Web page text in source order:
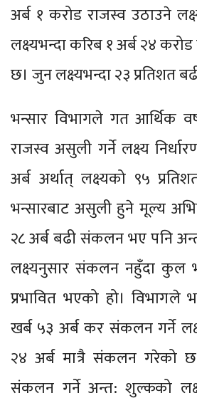
अर्ब १ करोड राजस्व उठाउने
लक्ष्यभन्दा करिब १ अर्ब २४
छ। जुन लक्ष्यभन्दा २३ प्रतिशत
भन्सार विभागले गत आर्थिक
राजस्व असुली गर्ने लक्ष्य
अर्ब अर्थात् लक्ष्यको ९५
भन्सारबाट असुली हुने मूल्य
२८ अर्ब बढी संकलन भए पनि
लक्ष्यनुसार संकलन नहुँदा कुल
प्रभावित भएको हो। विभागले
खर्ब ५३ अर्ब कर संकलन गर्ने
२४ अर्ब मात्रै संकलन गरेको
संकलन गर्ने अन्त: शुल्कको